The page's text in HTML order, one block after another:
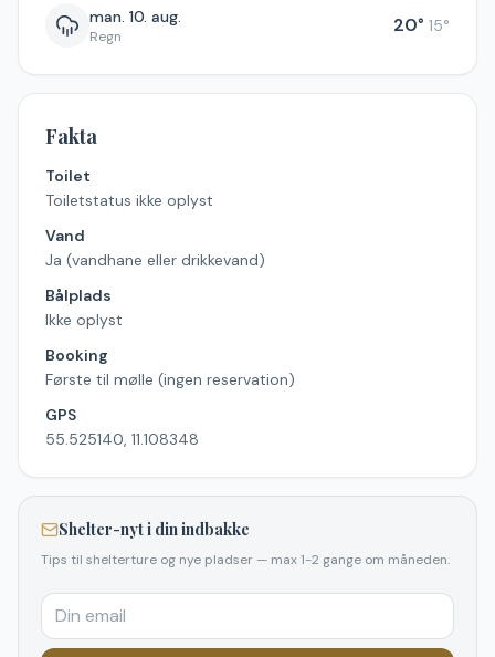
man. 10. aug.
Regn 20° 15°
Fakta
Toilet
Toiletstatus ikke oplyst
Vand
Ja (vandhane eller drikkevand)
Bålplads
Ikke oplyst
Booking
Første til mølle (ingen reservation)
GPS
55.525140, 11.108348
Shelter-nyt i din indbakke
Tips til shelterture og nye pladser — max 1-2 gange om måneden.